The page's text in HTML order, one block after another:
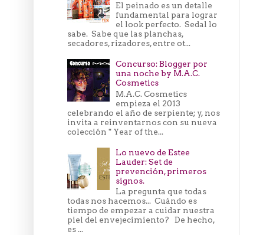
El peinado es un detalle
fundamental para lograr
el look perfecto. Sedal lo
sabe. Sabe que las planchas,
secadores, rizadores, entre ot...
Concurso: Blogger por
una noche by M.A.C.
Cosmetics
M.A.C. Cosmetics
empieza el 2013
celebrando el año de serpiente; y, nos
invita a reinventarnos con su nueva
colección " Year of the...
Lo nuevo de Estee
Lauder: Set de
prevención, primeros
signos.
La pregunta que todas
todas nos hacemos... Cuándo es
tiempo de empezar a cuidar nuestra
piel del envejecimiento? De hecho,
es ...